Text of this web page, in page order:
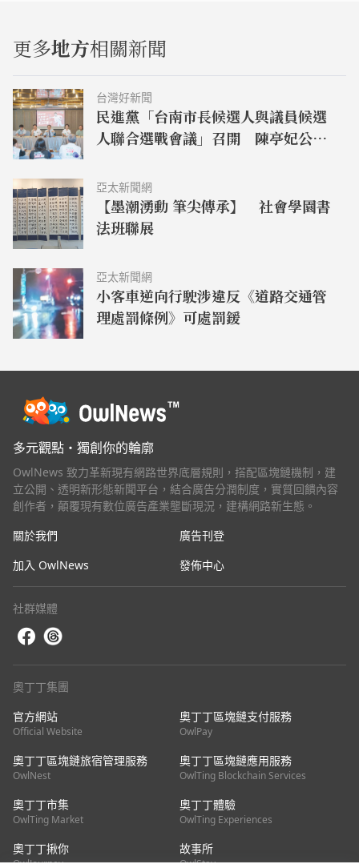
更多地方相關新聞
台灣好新聞
民進黨「台南市長候選人與議員候選
人聯合選戰會議」召開 陳亭妃公佈
亞太新聞網
【墨潮湧動 筆尖傳承】 社會學園書
法班聯展
亞太新聞網
小客車逆向行駛涉違反《道路交通管
理處罰條例》可處罰鍰
多元觀點・獨創你的輪廓
OwlNews 致力革新現有網路世界底層規則，搭配區塊鏈機制，建
立公開、透明新形態新聞平台，結合廣告分潤制度，實質回饋內容
創作者，顛覆現有數位廣告產業壟斷現況，建構網路新生態。
關於我們
廣告刊登
加入 OwlNews
發佈中心
社群媒體
奧丁丁集團
官方網站
Official Website
奧丁丁區塊鏈支付服務
OwlPay
奧丁丁區塊鏈旅宿管理服務
OwlNest
奧丁丁區塊鏈應用服務
OwlTing Blockchain Services
奧丁丁市集
OwlTing Market
奧丁丁體驗
OwlTing Experiences
奧丁丁揪你 故事所